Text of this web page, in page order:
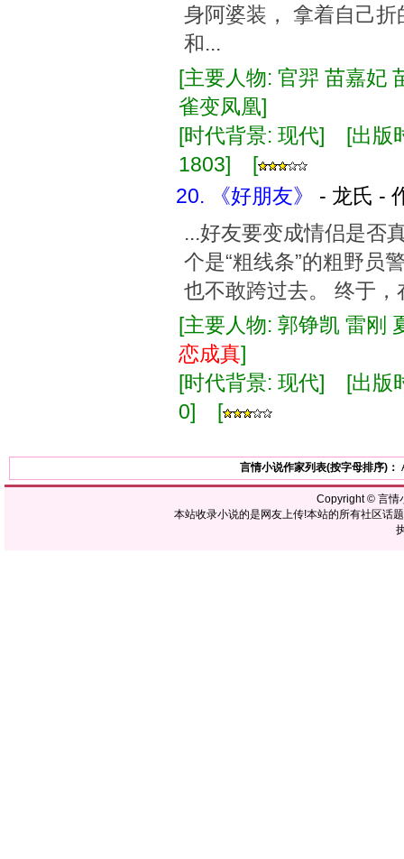
身阿婆装， 拿着自己
和...
[主要人物: 官羿 苗嘉
雀变凤凰]
[时代背景: 现代] [出版
1803] [
20. 《好朋友》
- 龙氏 -
...好友要变成情侣是否
个是“粗线条”的粗野员
也不敢跨过去。 终于
[主要人物: 郭铮凯 雷
恋成真]
[时代背景: 现代] [出版
0] [
言情小说作家列表(按字母排序)：
Copyright © 言情
本站收录小说的是网友上传!本站的所有社区话